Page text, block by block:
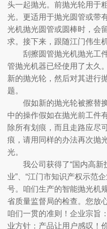
头一起抛光。前抛光轮用于
光。更适用于抛光圆管或带
光机抛光圆管或圆棒时，会
求。接下来，跟随江门伟生
刮擦圆管抛光机抛光工件
管抛光机器已经使用了太久
新的抛光轮，然后对其进行
题。
假如新的抛光轮被擦替换
中的操作假如在抛光前工件
除所有划痕，而且走路应尽
痕，请用同样的办法再次抛
光。
我公司获得了“国内高新
业”、“江门市知识产权示范
号。咱们生产的智能抛光机
省质量监督局的检查。您放
咱们一贯的准则！企业宗
业方针：产品让用户感叹！